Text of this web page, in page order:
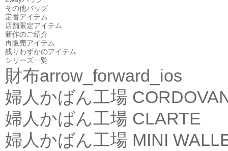
その他バッグ
定番アイテム
店舗限定アイテム
新作のご紹介
再販売アイテム
残りわずかのアイテム
シリーズ一覧
財布arrow_forward_ios
婦人かばん工場
婦人かばん工場 CLARTE
婦人かばん工場 MINI